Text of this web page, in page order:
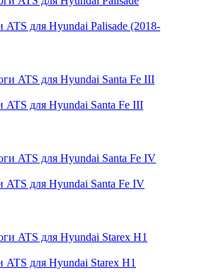
ATS для Hyundai Palisade (2018-
ATS для Hyundai Santa Fe III
ATS для Hyundai Santa Fe IV
ATS для Hyundai Starex H1